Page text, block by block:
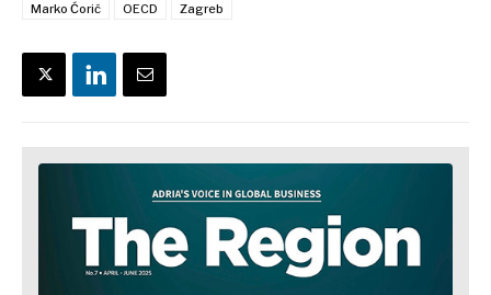
Marko Ćorić
OECD Zagreb